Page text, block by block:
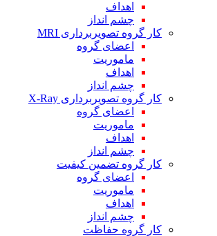
اهداف
چشم انداز
کار گروه تصویربرداری MRI
اعضای گروه
ماموریت
اهداف
چشم انداز
کار گروه تصویربرداری X-Ray
اعضای گروه
ماموریت
اهداف
چشم انداز
کار گروه تضمین کیفیت
اعضای گروه
ماموریت
اهداف
چشم انداز
کار گروه حفاظت